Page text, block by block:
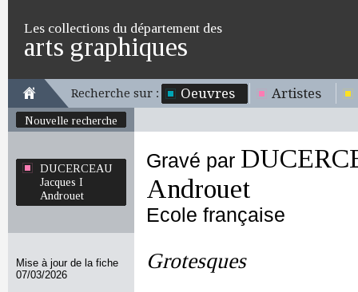
Les collections du département des
arts graphiques
Recherche sur : Oeuvres Artistes
Nouvelle recherche
DUCERCEAU
Jacques I
Androuet
Mise à jour de la fiche
07/03/2026
Gravé par
Androuet
Ecole française
Grotesques